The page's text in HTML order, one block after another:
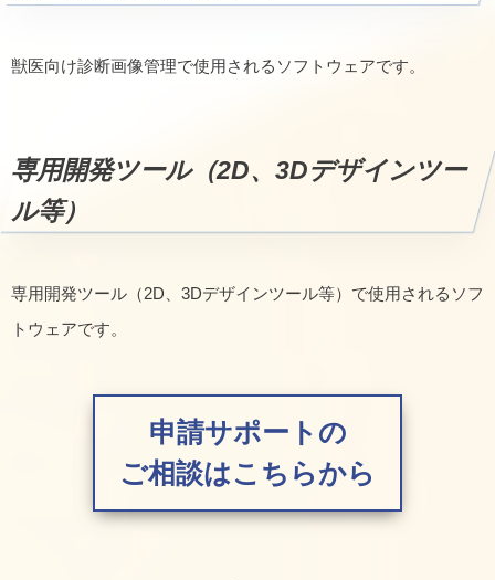
獣医向け診断画像管理で使用されるソフトウェアです。
専用開発ツール（2D、3Dデザインツー
ル等）
専用開発ツール（2D、3Dデザインツール等）で使用されるソフ
トウェアです。
申請サポートの
ご相談はこちらから